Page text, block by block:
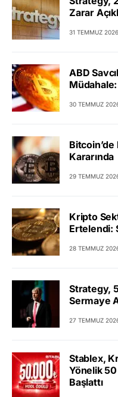
Zarar
31 TEMMUZ 2026
ABD
30 TEMMUZ
Kararında
29 TEMMUZ
Kripto
Ertelendi:
28 TEMMUZ
Strategy,
Sermaye
27 TEMMUZ
Stablex,
Yönelik
Başlattı